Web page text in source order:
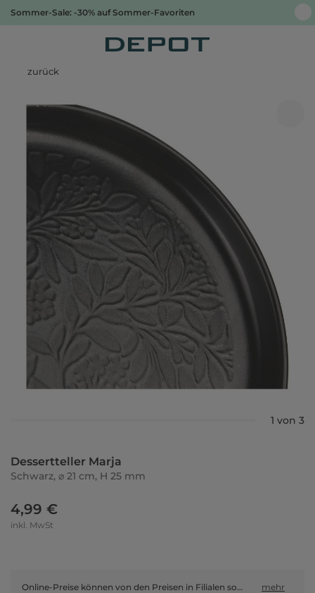
Sommer-Sale: -30% auf Sommer-Favoriten
zurück
1 von 3
Dessertteller Marja
Schwarz, ⌀ 21 cm, H 25 mm
4,99 €
inkl. MwSt
Online-Preise können von den Preisen in Filialen sowie Shop-in-Shop-Flächen abweichen. mehr